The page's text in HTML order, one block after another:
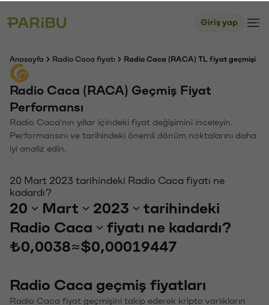
Giriş yap
Anasayfa Radio Caca fiyatı Radio Caca (RACA) TL fiyat geçmişi
Radio Caca (RACA) Geçmiş Fiyat
Performansı
Radio Caca'nın yıllar içindeki fiyat değişimini inceleyin.
Performansını ve tarihindeki önemli dönüm noktalarını daha
iyi analiz edin.
20 Mart 2023 tarihindeki Radio Caca fiyatı ne
kadardı?
20 Mart 2023
tarihindeki
Radio Caca
fiyatı ne kadardı?
₺0,0038≈$0,00019447
Radio Caca geçmiş fiyatları
Radio Caca fiyat geçmişini takip ederek kripto varlıkların